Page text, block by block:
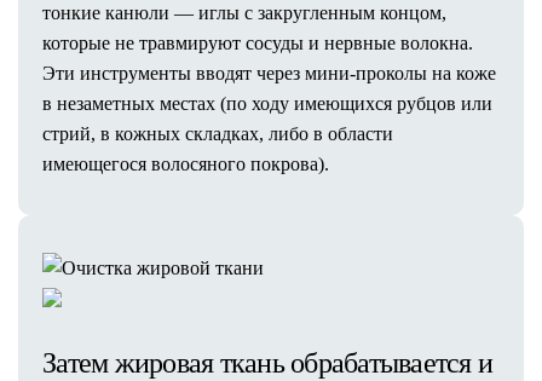
тонкие канюли — иглы с закругленным концом,
которые не травмируют сосуды и нервные волокна.
Эти инструменты вводят через мини-проколы на коже
в незаметных местах (по ходу имеющихся рубцов или
стрий, в кожных складках, либо в области
имеющегося волосяного покрова).
Затем жировая ткань обрабатывается и